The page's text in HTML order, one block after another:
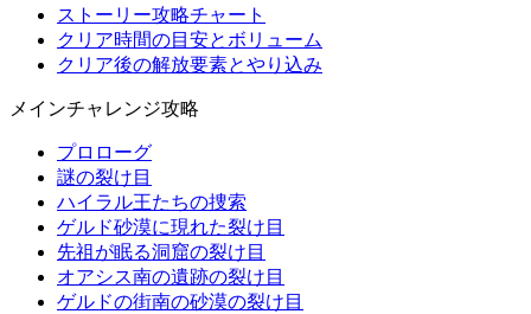
ストーリー攻略チャート
クリア時間の目安とボリューム
クリア後の解放要素とやり込み
メインチャレンジ攻略
プロローグ
謎の裂け目
ハイラル王たちの捜索
ゲルド砂漠に現れた裂け目
先祖が眠る洞窟の裂け目
オアシス南の遺跡の裂け目
ゲルドの街南の砂漠の裂け目